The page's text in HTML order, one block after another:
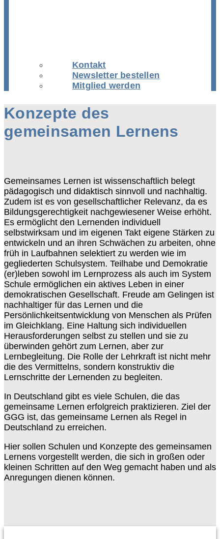
Kontakt
Newsletter bestellen
Mitglied werden
Konzepte des
gemeinsamen Lernens
Gemeinsames Lernen ist wissenschaftlich belegt
pädagogisch und didaktisch sinnvoll und nachhaltig.
Zudem ist es von gesellschaftlicher Relevanz, da es
Bildungsgerechtigkeit nachgewiesener Weise erhöht.
Es ermöglicht den Lernenden individuell
selbstwirksam und im eigenen Takt eigene Stärken zu
entwickeln und an ihren Schwächen zu arbeiten, ohne
früh in Laufbahnen selektiert zu werden wie im
gegliederten Schulsystem. Teilhabe und Demokratie
(er)leben sowohl im Lernprozess als auch im System
Schule ermöglichen ein aktives Leben in einer
demokratischen Gesellschaft. Freude am Gelingen ist
nachhaltiger für das Lernen und die
Persönlichkeitsentwicklung von Menschen als Prüfen
im Gleichklang. Eine Haltung sich individuellen
Herausforderungen selbst zu stellen und sie zu
überwinden gehört zum Lernen, aber zur
Lernbegleitung. Die Rolle der Lehrkraft ist nicht mehr
die des Vermittelns, sondern konstruktiv die
Lernschritte der Lernenden zu begleiten.
In Deutschland gibt es viele Schulen, die das
gemeinsame Lernen erfolgreich praktizieren. Ziel der
GGG ist, das gemeinsame Lernen als Regel in
Deutschland zu erreichen.
Hier sollen Schulen und Konzepte des gemeinsamen
Lernens vorgestellt werden, die sich in großen oder
kleinen Schritten auf den Weg gemacht haben und als
Anregungen dienen können.